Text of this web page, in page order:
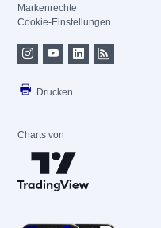
Markenrechte
Cookie-Einstellungen
Drucken
Charts von